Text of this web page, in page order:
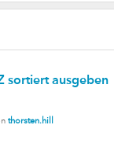
sortiert ausgeben
thorsten.hill